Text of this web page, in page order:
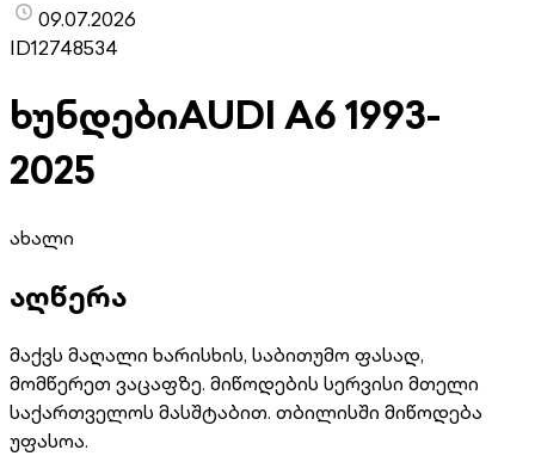
09.07.2026
ID12748534
ხუნდებიAUDI A6 1993-
2025
ახალი
აღწერა
მაქვს მაღალი ხარისხის, საბითუმო ფასად,
მომწერეთ ვაცაფზე. მიწოდების სერვისი მთელი
საქართველოს მასშტაბით. თბილისში მიწოდება
უფასოა.